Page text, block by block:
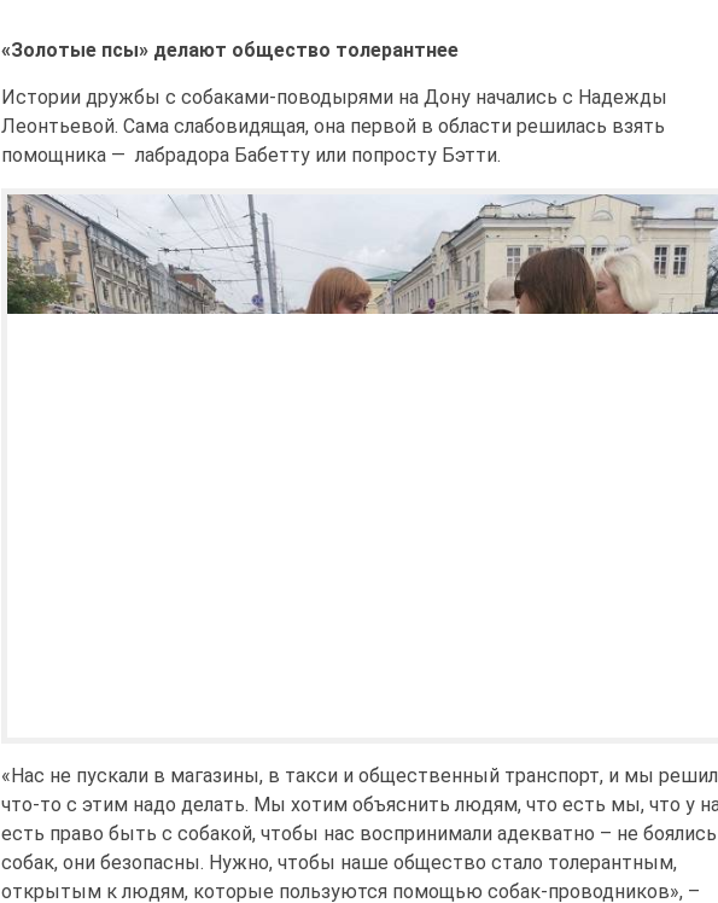
«Золотые псы» делают общество толерантнее
Истории дружбы с собаками-поводырями на Дону начались с Надежды
Леонтьевой. Сама слабовидящая, она первой в области решилась взять
помощника — лабрадора Бабетту или попросту Бэтти.
«Нас не пускали в магазины, в такси и общественный транспорт, и мы
что-то с этим надо делать. Мы хотим объяснить людям, что есть мы, что у
есть право быть с собакой, чтобы нас воспринимали адекватно – не боялись
собак, они безопасны. Нужно, чтобы наше общество стало толерантным,
открытым к людям, которые пользуются помощью собак-проводников», –